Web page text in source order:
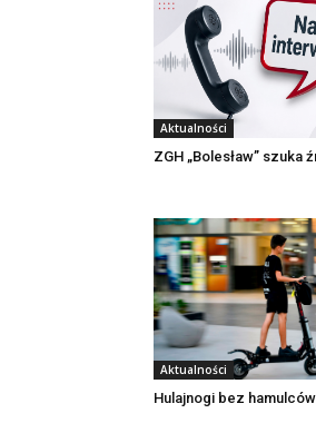
Aktualności
ZGH „Bolesław” szuka
Aktualności
Hulajnogi bez hamulców